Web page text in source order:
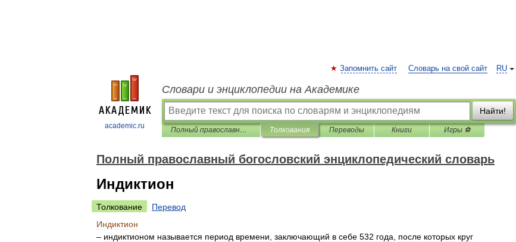
academic.ru
RU
Запомнить сайт Словарь на свой сайт
Словари и энциклопедии на Академике
Найти!
Полный православный богословский энциклопедический словарь Толкования Переводы Книги Игры ⚽
Полный православный богословский энциклопедический словарь
Индиктион
Толкование
Перевод
Индиктион
– индиктионом называется период времени заключающий в себе 532 года после которых круг